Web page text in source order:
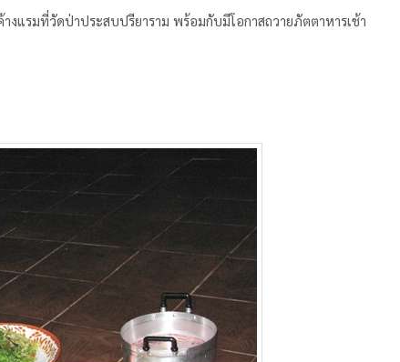
งแรมที่วัดป่าประสบปรียาราม พร้อมกับมีโอกาสถวายภัตตาหารเช้า